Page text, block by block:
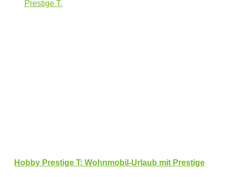
Hobby Prestige T: Wohnmobil-Urlaub mit Prestige